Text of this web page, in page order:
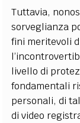
Tuttavia,
sorveglianza
fini meritevoli
livello di
fondamentali
personali, di
di video